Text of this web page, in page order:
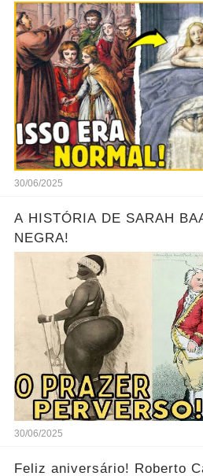
30/06/2025
A HISTÓRIA DE SARAH
NEGRA!
30/06/2025
Feliz aniversário! Roberto